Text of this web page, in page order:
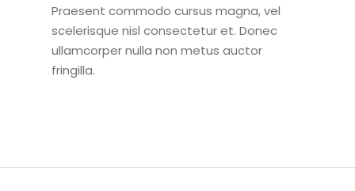
Praesent commodo cursus magna, vel
scelerisque nisl consectetur et. Donec
ullamcorper nulla non metus auctor
fringilla.